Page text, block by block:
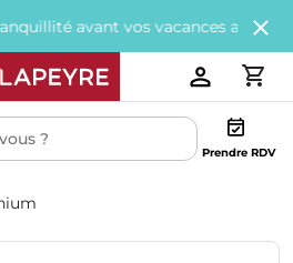
vos vacances avec200€
Prendre RDV